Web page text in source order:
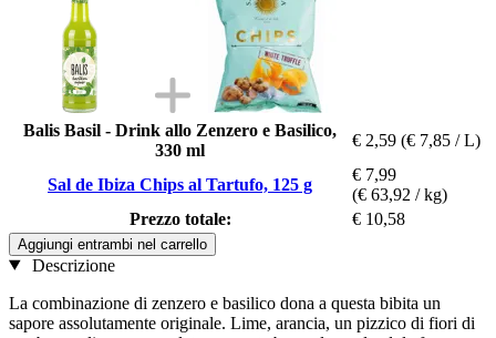
Balis Basil - Drink allo Zenzero e Basilico,
330 ml
€ 2,59 (€ 7,85 / L)
Sal de Ibiza Chips al Tartufo, 125 g
€ 7,99
(€ 63,92 / kg)
Prezzo totale:
€ 10,58
Aggiungi entrambi nel carrello
Descrizione
La combinazione di zenzero e basilico dona a questa bibita un
sapore assolutamente originale. Lime, arancia, un pizzico di fiori di